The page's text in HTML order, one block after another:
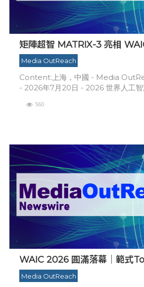
矩陣超智 MATRIX-3 亮相
WAVE 物理世界基座模型升級
合作夥伴計畫
Media OutReach
Content:上海，中國 - Media OutReach Newswire
- 2026年7月20日 - 2026 世界人工
560
WAIC 2026 圓滿落幕｜範式
亮眼，帶動AI 2.0 從技術突破邁
Media OutReach